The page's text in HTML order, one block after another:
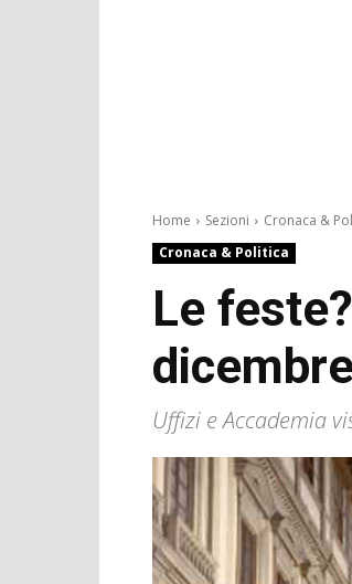
Home Sezioni Cronaca &
Cronaca & Politica
Le
Uffizi e Accademia